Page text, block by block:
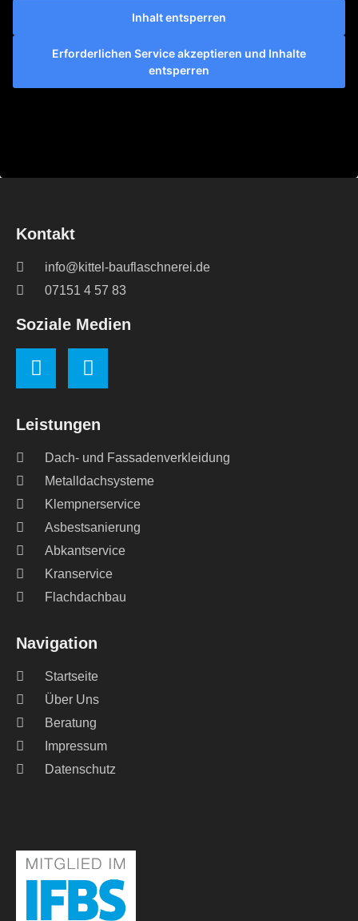
Inhalt entsperren
Erforderlichen Service akzeptieren und Inhalte
entsperren
Navigation
Startseite
Über Uns
Beratung
Impressum
Datenschutz
Leistungen
Dach- und Fassadenverkleidung
Metalldachsysteme
Klempnerservice
Asbestsanierung
Abkantservice
Kranservice
Flachdachbau
Kontakt
info@kittel-bauflaschnerei.de
07151 4 57 83
Soziale Medien